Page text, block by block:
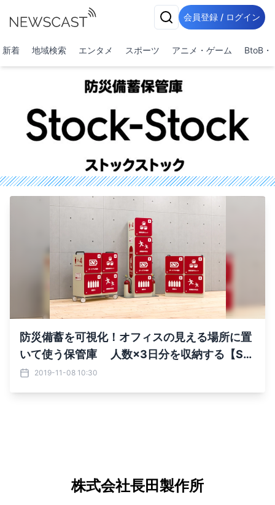
会員登録 / ログイン
新着 地域検索 エンタメ スポーツ アニメ・ゲーム BtoB・
防災備蓄を可視化！オフィスの見える場所に置
いて使う保管庫 人数×3日分を収納する【Sto
ck-Stock】11月末発売
2019-11-08 10:30
株式会社長田製作所